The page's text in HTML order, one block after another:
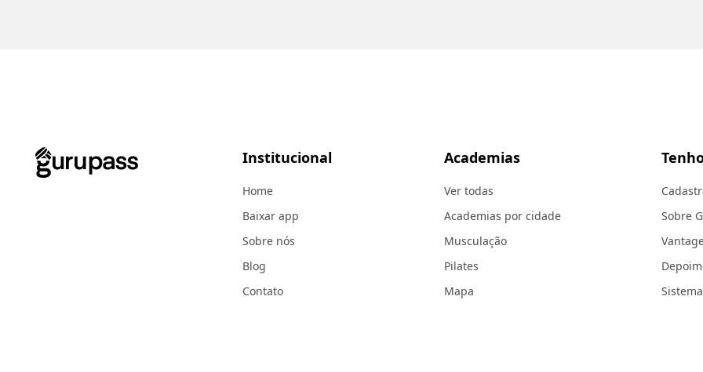
Institucional
Home
Baixar app
Sobre nós
Blog
Contato
Academias
Ver todas
Academias por cidade
Musculação
Pilates
Mapa
Sobre